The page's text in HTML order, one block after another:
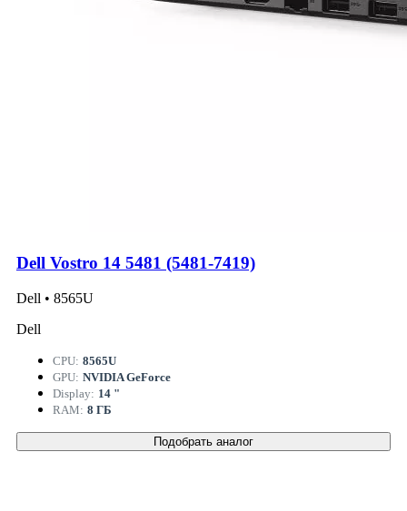
Dell Vostro 14 5481 (5481-7419)
Dell • 8565U
Dell
CPU: 8565U
GPU: NVIDIA GeForce
Display: 14 "
RAM: 8 ГБ
Подобрать аналог